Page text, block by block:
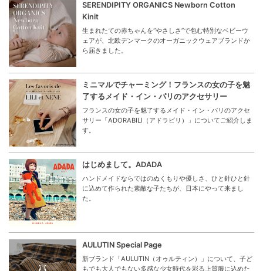
SERENDIPITY ORGANICS Newborn Cotton
Kinit
生まれたての赤ちゃんを“やさしさ”で包む特別なベビーウ
ェアが、北欧デンマークのオーガニックウェアブランドか
ら届きました。
ミニマルでチャーミング！フランスの女の子を魅
了するメイド・イン・パリのアクセサリー
フランスの女の子を魅了するメイド・イン・パリのアクセ
サリー「ADORABILI（アドラビリ）」についてご紹介しま
す。
はじめまして。ADADA
ハンドメイドならではのぬくもりや優しさ、ひと針ひと針
に込めて作られた素敵な子たちが、日本にやって来まし
た。
AULUTIN Special Page
新ブランド「AULUTIN（オゥルティン）」について、子ど
もでも大人でもない多感な少女時代を彩る上質服に込めた